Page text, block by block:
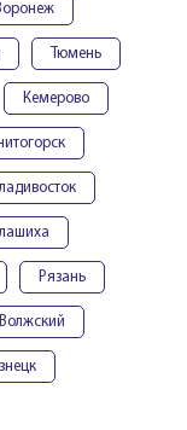
Тюмень
Кемерово
Рязань
Волжский